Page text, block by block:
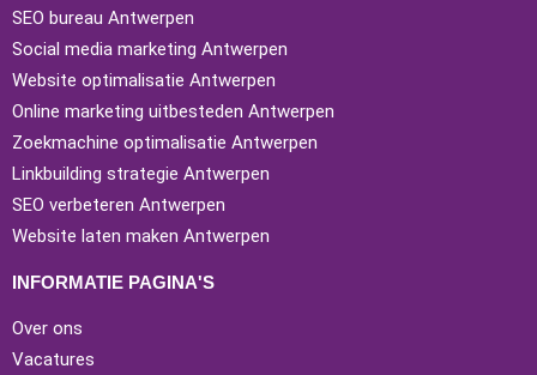
SEO bureau Antwerpen
Social media marketing Antwerpen
Website optimalisatie Antwerpen
Online marketing uitbesteden Antwerpen
Zoekmachine optimalisatie Antwerpen
Linkbuilding strategie Antwerpen
SEO verbeteren Antwerpen
Website laten maken Antwerpen
INFORMATIE PAGINA'S
Over ons
Vacatures